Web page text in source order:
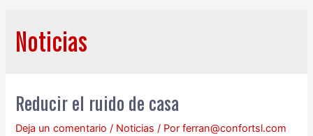
Noticias
Reducir el ruido de casa
Deja un comentario / Noticias / Porferran@confortsl.com